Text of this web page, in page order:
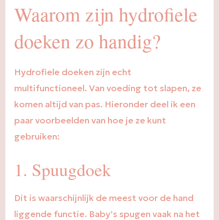
Waarom zijn hydrofiele
doeken zo handig?
Hydrofiele doeken zijn echt
multifunctioneel. Van voeding tot slapen, ze
komen altijd van pas. Hieronder deel ik een
paar voorbeelden van hoe je ze kunt
gebruiken:
1. Spuugdoek
Dit is waarschijnlijk de meest voor de hand
liggende functie. Baby’s spugen vaak na het